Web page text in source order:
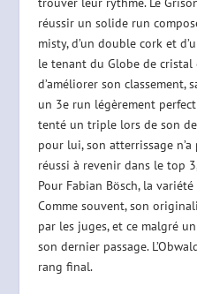
réussir un solide run
misty, d’un double cork et
le tenant du Globe de
d’améliorer son classement,
un 3e run légèrement
tenté un triple lors de son
pour lui, son atterrissage
réussi à revenir dans le top
Pour Fabian Bösch, la
Comme souvent, son
par les juges, et ce malgré
son dernier passage.
rang final.